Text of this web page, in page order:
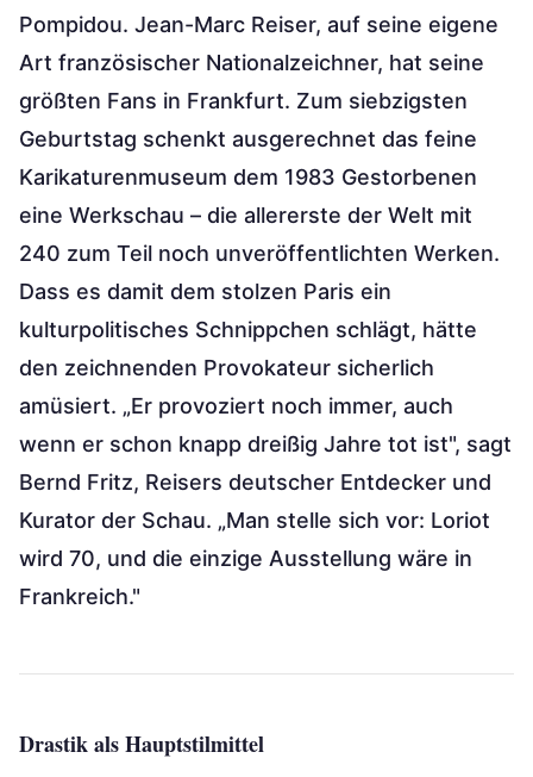
Pompidou. Jean-Marc Reiser, auf seine eigene
Art französischer Nationalzeichner, hat seine
größten Fans in Frankfurt. Zum siebzigsten
Geburtstag schenkt ausgerechnet das feine
Karikaturenmuseum dem 1983 Gestorbenen
eine Werkschau – die allererste der Welt mit
240 zum Teil noch unveröffentlichten Werken.
Dass es damit dem stolzen Paris ein
kulturpolitisches Schnippchen schlägt, hätte
den zeichnenden Provokateur sicherlich
amüsiert. „Er provoziert noch immer, auch
wenn er schon knapp dreißig Jahre tot ist", sagt
Bernd Fritz, Reisers deutscher Entdecker und
Kurator der Schau. „Man stelle sich vor: Loriot
wird 70, und die einzige Ausstellung wäre in
Frankreich."
Drastik als Hauptstilmittel